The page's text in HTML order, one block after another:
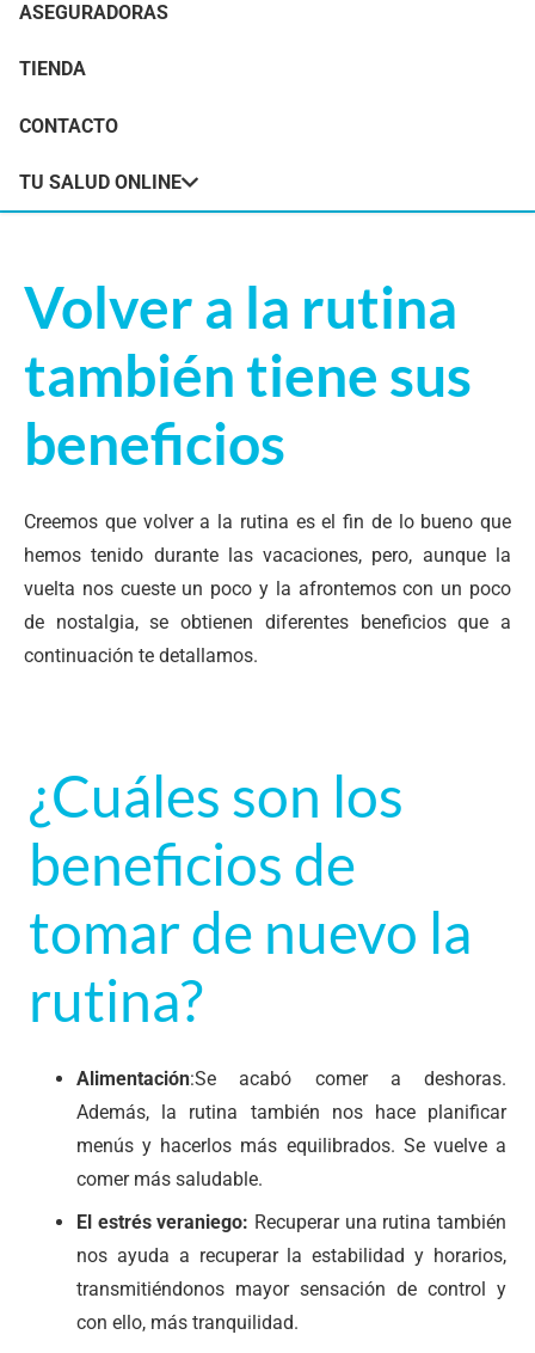
ASEGURADORAS
TIENDA
CONTACTO
TU SALUD ONLINE
beneficios
Volver a la rutina
también tiene sus
beneficios
Creemos que volver a la rutina es el fin de lo bueno que
hemos tenido durante las vacaciones, pero, aunque la
vuelta nos cueste un poco y la afrontemos con un poco
de nostalgia, se obtienen diferentes beneficios que a
continuación te detallamos.
¿Cuáles son los
beneficios de
tomar de nuevo la
rutina?
Alimentación:Se acabó comer a deshoras.
Además, la rutina también nos hace planificar
menús y hacerlos más equilibrados. Se vuelve a
comer más saludable.
El estrés veraniego: Recuperar una rutina también
nos ayuda a recuperar la estabilidad y horarios,
transmitiéndonos mayor sensación de control y
con ello, más tranquilidad.